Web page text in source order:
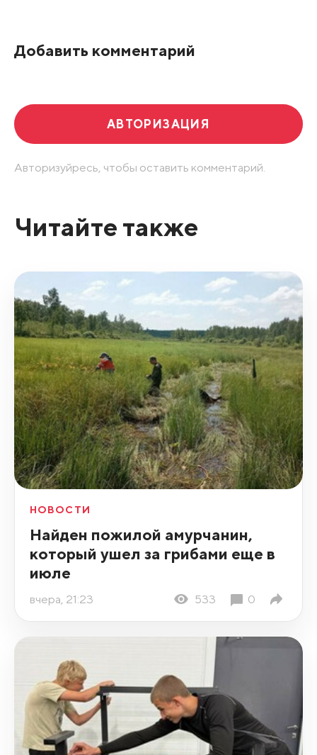
Добавить комментарий
АВТОРИЗАЦИЯ
Авторизуйресь, чтобы оставить комментарий.
Читайте также
НОВОСТИ
Найден пожилой амурчанин,
который ушел за грибами еще в
июле
вчера, 21:23 533 0